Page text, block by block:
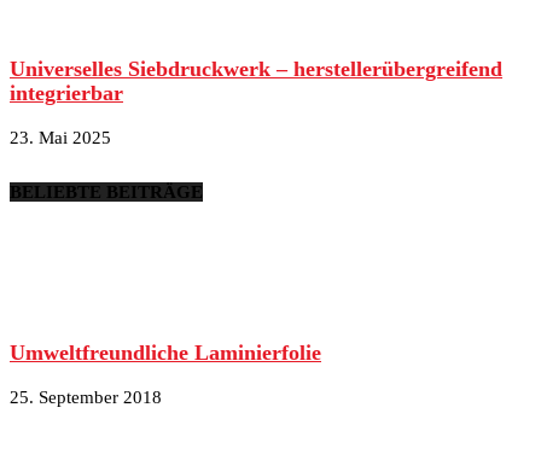
Universelles Siebdruckwerk – herstellerübergreifend
integrierbar
23. Mai 2025
BELIEBTE BEITRÄGE
Umweltfreundliche Laminierfolie
25. September 2018